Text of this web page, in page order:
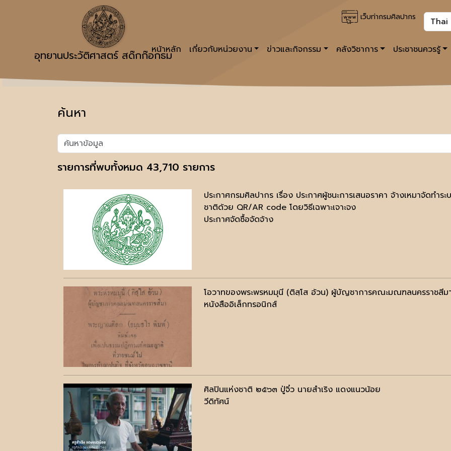
เว็บท่ากรมศิลปากร
อุทยานประวัติศาสตร์ สด๊กก๊อกธม
หน้าหลัก เกี่ยวกับหน่วยงาน ข่าวและกิจกรรม คลังวิชาการ ประชาชนควรรู้
ค้นหา
รายการที่พบทั้งหมด 43,710 รายการ
ประกาศกรมศิลปากร เรื่อง ประกาศผู้ชนะการเสนอราคา จ้างเหมาจัดทำ
ชาติด้วย QR/AR code โดยวิธีเฉพาะเจาะจง
ประกาศจัดซื้อจัดจ้าง
โอวาทของพระพรหมมุนี (ติสฺโส อ้วน) ผู้บัญชาการคณะมณฑลนครราชสีม
หนังสืออิเล็กทรอนิกส์
ศิลปินแห่งชาติ ๒๕๖๓ ปู่จิ๋ว นายสำเริง แดงแนวน้อย
วีดิทัศน์